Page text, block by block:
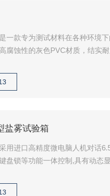
一款专为测试材料在各种环境
腐蚀性的灰色PVC材质，结实耐
盐雾试验箱
用进口高精度微电脑人机对话
盘锁等功能一体控制,具有动态